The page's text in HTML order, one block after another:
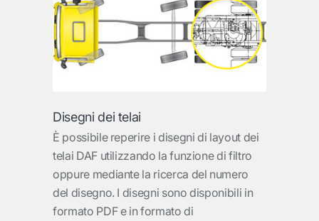
Disegni dei telai
È possibile reperire i disegni di layout dei
telai DAF utilizzando la funzione di filtro
oppure mediante la ricerca del numero
del disegno. I disegni sono disponibili in
formato PDF e in formato di